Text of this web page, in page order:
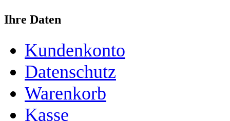
Ihre Daten
Kundenkonto
Datenschutz
Warenkorb
Kasse